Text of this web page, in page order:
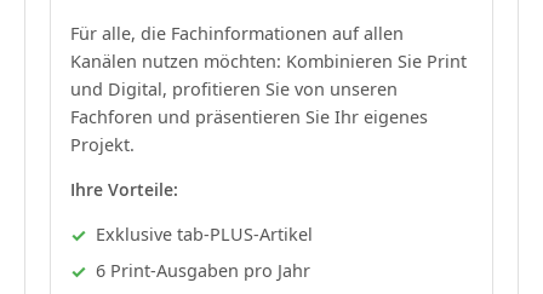
Für alle, die Fachinformationen auf allen
Kanälen nutzen möchten: Kombinieren Sie Print
und Digital, profitieren Sie von unseren
Fachforen und präsentieren Sie Ihr eigenes
Projekt.
Ihre Vorteile:
Exklusive tab-PLUS-Artikel
6 Print-Ausgaben pro Jahr